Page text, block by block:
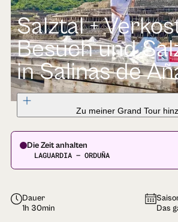
Salztal +
Besuch und
in Salinas de
Zu meiner Grand Tour
Die Zeit anhalten
LAGUARDIA — ORDUÑA
Dauer
1h 30min
Das